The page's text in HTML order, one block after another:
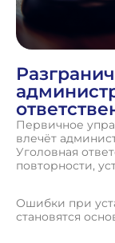
Первичное
влечёт
Уголовная
повторности,
Ошибки при
становятся